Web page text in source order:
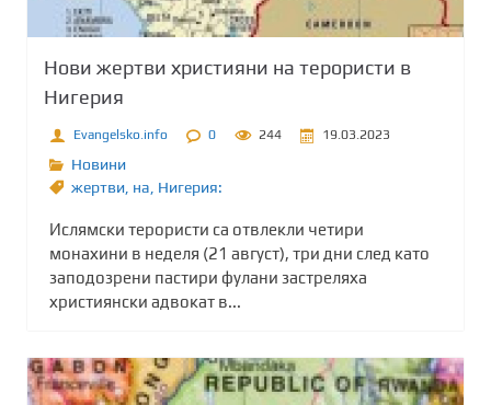
Нови жертви християни на терористи в
Нигерия
Evangelsko.info 0 244 19.03.2023
Новини
жертви на Нигерия:
Ислямски терористи са отвлекли четири
монахини в неделя (21 август), три дни след като
заподозрени пастири фулани застреляха
християнски адвокат в...